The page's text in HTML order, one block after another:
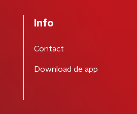
Info
Contact
Download de app